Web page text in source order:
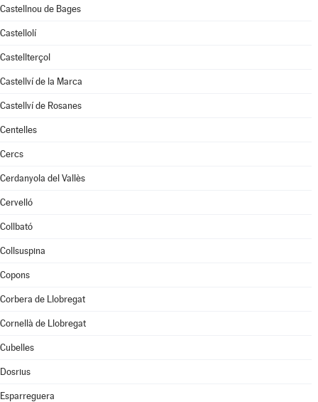
Castellnou de Bages
Castellolí
Castellterçol
Castellví de la Marca
Castellví de Rosanes
Centelles
Cercs
Cerdanyola del Vallès
Cervelló
Collbató
Collsuspina
Copons
Corbera de Llobregat
Cornellà de Llobregat
Cubelles
Dosrius
Esparreguera